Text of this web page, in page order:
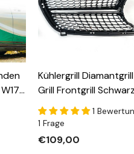
Kühlergrill
Grill Frontgrill
Mercedes Benz A
A180 A220 OHNE
2015 VFL
1
1 Frage
€109,00